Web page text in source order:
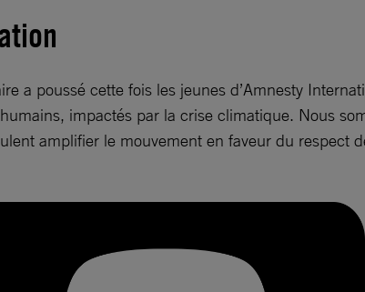
a poussé cette fois les jeunes d’Amnesty
impactés par la crise climatique. Nous
amplifier le mouvement en faveur du respect